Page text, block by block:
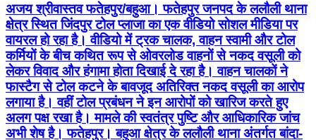
अजय श्रीवास्तव फतेहपुर/बहुआ। फतेहपुर जनपद के ललौली थाना
क्षेत्र स्थित जिंदपुर टोल प्लाजा का एक वीडियो सोशल मीडिया पर
वायरल हो रहा है। वीडियो में ट्रक चालक, वाहन स्वामी और टोल
कर्मियों के बीच कथित रूप से ओवरलोड वाहनों से नकद वसूली को
लेकर विवाद और हंगामा होता दिखाई दे रहा है। वाहन चालकों ने
फास्टैग से टोल कटने के बावजूद अतिरिक्त नकद वसूली का आरोप
लगाया है। वहीं टोल प्रबंधन ने इन आरोपों को खारिज करते हुए
अलग पक्ष रखा है। मामले की स्वतंत्र पुष्टि और आधिकारिक जांच
अभी शेष है। फतेहपुर। बहुआ क्षेत्र के ललौली थाना अंतर्गत बांदा-